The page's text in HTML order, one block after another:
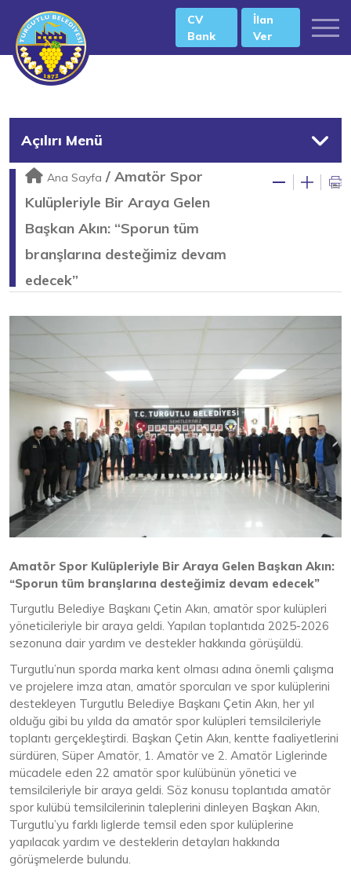
CV
Bank
İlan
Ver
Açılırı Menü
Ana Sayfa / Amatör Spor
Kulüpleriyle Bir Araya Gelen
Başkan Akın: “Sporun tüm
branşlarına desteğimiz devam
edecek”
Amatör Spor Kulüpleriyle Bir Araya Gelen Başkan Akın:
“Sporun tüm branşlarına desteğimiz devam edecek”
Turgutlu Belediye Başkanı Çetin Akın, amatör spor kulüpleri
yöneticileriyle bir araya geldi. Yapılan toplantıda 2025-2026
sezonuna dair yardım ve destekler hakkında görüşüldü.
Turgutlu’nun sporda marka kent olması adına önemli çalışma
ve projelere imza atan, amatör sporcuları ve spor kulüplerini
destekleyen Turgutlu Belediye Başkanı Çetin Akın, her yıl
olduğu gibi bu yılda da amatör spor kulüpleri temsilcileriyle
toplantı gerçekleştirdi. Başkan Çetin Akın, kentte faaliyetlerini
sürdüren, Süper Amatör, 1. Amatör ve 2. Amatör Liglerinde
mücadele eden 22 amatör spor kulübünün yönetici ve
temsilcileriyle bir araya geldi. Söz konusu toplantıda amatör
spor kulübü temsilcilerinin taleplerini dinleyen Başkan Akın,
Turgutlu’yu farklı liglerde temsil eden spor kulüplerine
yapılacak yardım ve desteklerin detayları hakkında
görüşmelerde bulundu.